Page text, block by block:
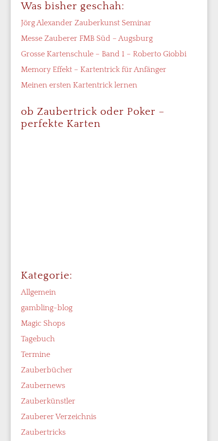
Was bisher geschah:
Jörg Alexander Zauberkunst Seminar
Messe Zauberer FMB Süd – Augsburg
Grosse Kartenschule – Band 1 – Roberto Giobbi
Memory Effekt – Kartentrick für Anfänger
Meinen ersten Kartentrick lernen
ob Zaubertrick oder Poker –
perfekte Karten
Kategorie:
Allgemein
gambling-blog
Magic Shops
Tagebuch
Termine
Zauberbücher
Zaubernews
Zauberkünstler
Zauberer Verzeichnis
Zaubertricks